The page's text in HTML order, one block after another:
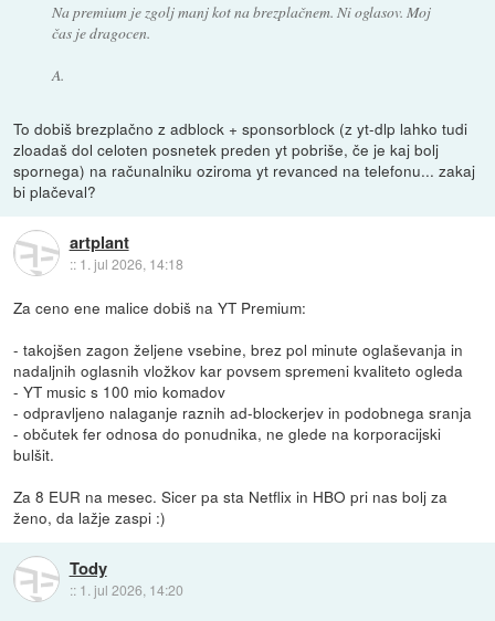
Na premium je zgolj manj kot na brezplačnem. Ni oglasov. Moj
čas je dragocen.
A.
To dobiš brezplačno z adblock + sponsorblock (z yt-dlp lahko tudi
zloadaš dol celoten posnetek preden yt pobriše, če je kaj bolj
spornega) na računalniku oziroma yt revanced na telefonu... zakaj
bi plačeval?
artplant
:: 1. jul 2026, 14:18
Za ceno ene malice dobiš na YT Premium:
- takojšen zagon željene vsebine, brez pol minute oglaševanja in
nadaljnih oglasnih vložkov kar povsem spremeni kvaliteto ogleda
- YT music s 100 mio komadov
- odpravljeno nalaganje raznih ad-blockerjev in podobnega sranja
- občutek fer odnosa do ponudnika, ne glede na korporacijski
bulšit.
Za 8 EUR na mesec. Sicer pa sta Netflix in HBO pri nas bolj za
ženo, da lažje zaspi :)
Tody
:: 1. jul 2026, 14:20